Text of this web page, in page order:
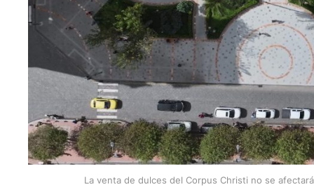
La venta de dulces del Corpus Christi no se